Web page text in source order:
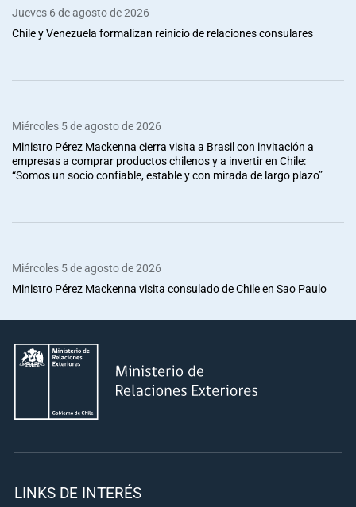
Jueves 6 de agosto de 2026
Chile y Venezuela formalizan reinicio de relaciones consulares
Miércoles 5 de agosto de 2026
Ministro Pérez Mackenna cierra visita a Brasil con invitación a
empresas a comprar productos chilenos y a invertir en Chile:
“Somos un socio confiable, estable y con mirada de largo plazo”
Miércoles 5 de agosto de 2026
Ministro Pérez Mackenna visita consulado de Chile en Sao Paulo
LINKS DE INTERÉS